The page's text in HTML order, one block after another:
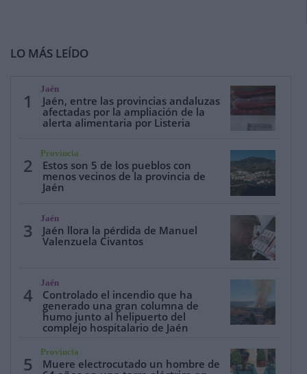
LO MÁS LEÍDO
1
Jaén
Jaén, entre las provincias andaluzas
afectadas por la ampliación de la
alerta alimentaria por Listeria
2
Provincia
Estos son 5 de los pueblos con
menos vecinos de la provincia de
Jaén
3
Jaén
Jaén llora la pérdida de Manuel
Valenzuela Civantos
4
Jaén
Controlado el incendio que ha
generado una gran columna de
humo junto al helipuerto del
complejo hospitalario de Jaén
5
Provincia
Muere electrocutado un hombre de